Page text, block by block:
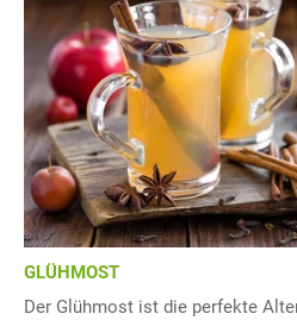
GLÜHMOST
Der Glühmost ist die perfekte